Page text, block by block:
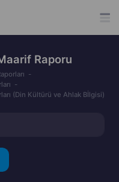
Raporu
(Din Kültürü ve Ahlak Bİlgisi)